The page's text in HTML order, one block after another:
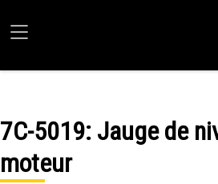
7C-5019: Jauge de
moteur